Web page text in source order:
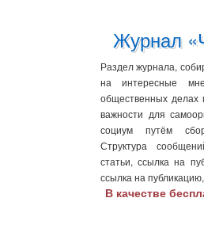
Журнал
Раздел журнала,
на интересные
общественных делах
важности для
социум путём
Структура
статьи, ссылка на
ссылка на
В качестве